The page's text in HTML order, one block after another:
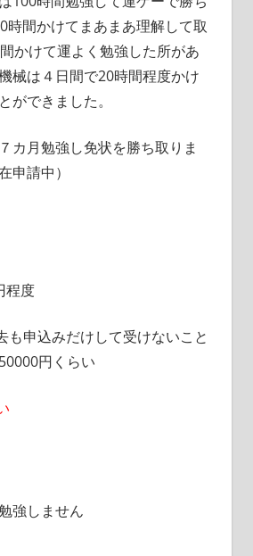
時間かけてまあまあ理解して取
かけて運よく勉強した所があ
械は４日間で20時間程度かけ
ができました。
カ月勉強し免状を勝ち取りま
申請中）
程度
も申込みだけして受けないこと
円くらい
強しません